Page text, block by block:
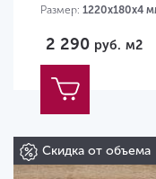
Размер: 1220х180х4
2 290 руб. м2
Скидка от объема